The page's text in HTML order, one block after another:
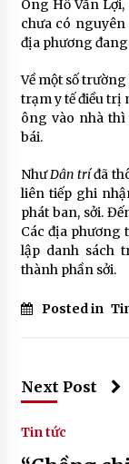
Ông Hồ Văn
chưa có
địa phương
Về một số
trạm y tế điều trị
ông vào nhà
bái.
NhưDân tríđã
liên tiếp ghi
phát ban, sởi.
Các địa phương
lập danh sách
thành phần sởi.
Posted in
Next Post
Tin tức